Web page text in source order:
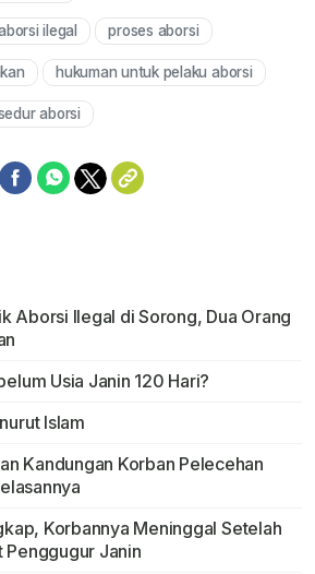
ilegal proses aborsi
hukuman untuk pelaku aborsi
aborsi
Aborsi Ilegal di Sorong, Dua Orang
Usia Janin 120 Hari?
Islam
Kandungan Korban Pelecehan
Korbannya Meninggal Setelah
Penggugur Janin